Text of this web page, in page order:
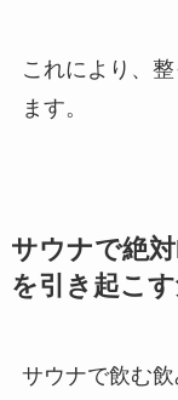
これにより、
ます。
サウナで絶
を引き起こ
サウナで飲む飲